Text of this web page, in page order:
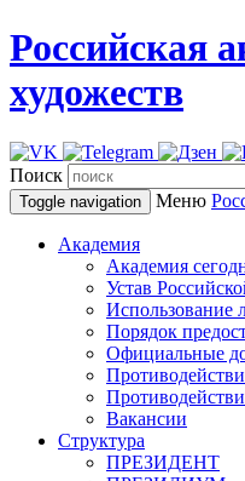
Российская
художеств
Поиск
Toggle navigation Меню
Академия
Академия
Устав
Использование
Порядок
Официальные
Вакансии
Структура
ПРЕЗИДЕНТ